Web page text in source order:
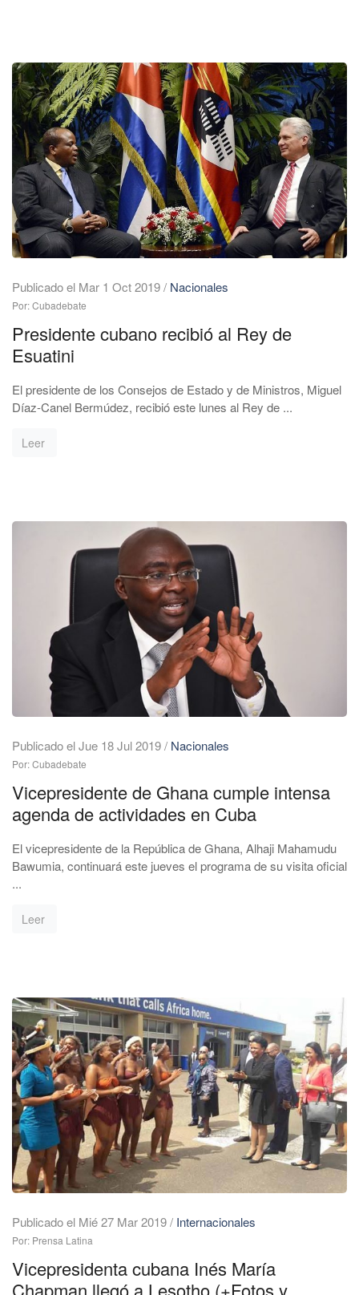
Publicado el Mar 1 Oct 2019/ Nacionales
Por: Cubadebate
Presidente cubano recibió al Rey de
Esuatini
El presidente de los Consejos de Estado y de Ministros, Miguel
Díaz-Canel Bermúdez, recibió este lunes al Rey de ...
Leer
Publicado el Jue 18 Jul 2019/ Nacionales
Por: Cubadebate
Vicepresidente de Ghana cumple intensa
agenda de actividades en Cuba
El vicepresidente de la República de Ghana, Alhaji Mahamudu
Bawumia, continuará este jueves el programa de su visita oficial
...
Leer
Publicado el Mié 27 Mar 2019/ Internacionales
Por: Prensa Latina
Vicepresidenta cubana Inés María